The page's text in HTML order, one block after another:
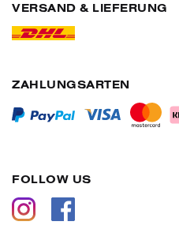
VERSAND & LIEFERUNG
ZAHLUNGSARTEN
FOLLOW US